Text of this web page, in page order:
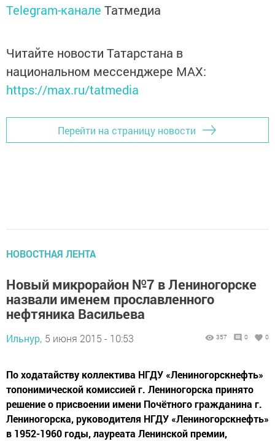
Telegram-канале Татмедиа
Читайте новости Татарстана в
национальном мессенджере MАХ:
https://max.ru/tatmedia
Перейти на страницу новости
НОВОСТНАЯ ЛЕНТА
Новый микрорайон №7 в Лениногорске
назвали именем прославленного
нефтяника Васильева
Ильнур, 5 июня 2015 - 10:53 357 0 0
По ходатайству коллектива НГДУ «Лениногорскнефть»
топонимической комиссией г. Лениногорска принято
решение о присвоении имени Почётного гражданина г.
Лениногорска, руководителя НГДУ «Лениногорскнефть»
в 1952-1960 годы, лауреата Ленинской премии,